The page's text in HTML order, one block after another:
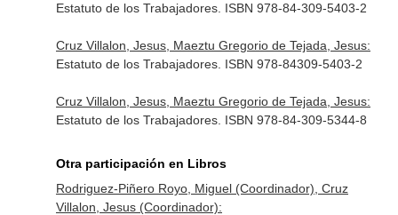
Estatuto de los Trabajadores. ISBN 978-84-309-5403-2
Cruz Villalon, Jesus, Maeztu Gregorio de Tejada, Jesus:
Estatuto de los Trabajadores. ISBN 978-84309-5403-2
Cruz Villalon, Jesus, Maeztu Gregorio de Tejada, Jesus:
Estatuto de los Trabajadores. ISBN 978-84-309-5344-8
Otra participación en Libros
Rodriguez-Piñero Royo, Miguel (Coordinador), Cruz
Villalon, Jesus (Coordinador):